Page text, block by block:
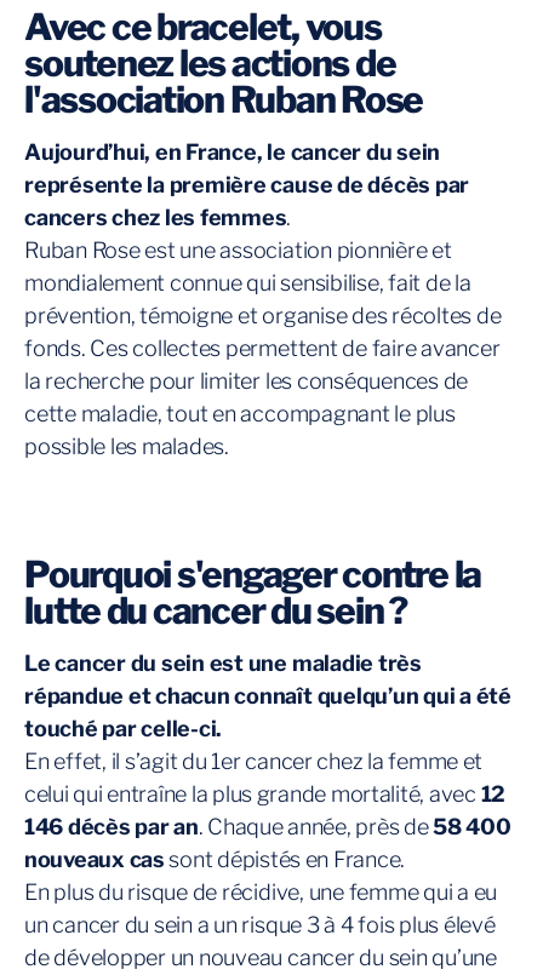
Avec ce bracelet, vous
soutenez les actions de
l'association Ruban Rose
Aujourd’hui, en France, le cancer du sein
représente la première cause de décès par
cancers chez les femmes.
Ruban Rose est une association pionnière et
mondialement connue qui sensibilise, fait de la
prévention, témoigne et organise des récoltes de
fonds. Ces collectes permettent de faire avancer
la recherche pour limiter les conséquences de
cette maladie, tout en accompagnant le plus
possible les malades.
Pourquoi s'engager contre la
lutte du cancer du sein ?
Le cancer du sein est une maladie très
répandue et chacun connaît quelqu’un qui a été
touché par celle-ci.
En effet, il s’agit du 1er cancer chez lafemme et
celui qui entraîne la plus grande mortalité, avec 12
146 décès par an. Chaque année, près de58 400
nouveaux cassont dépistés en France.
En plus du risque de récidive, une femme qui a eu
un cancer du sein a un risque 3 à 4 fois plus élevé
de développer un nouveau cancer du sein qu’une